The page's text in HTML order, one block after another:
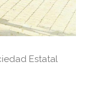
Estatal